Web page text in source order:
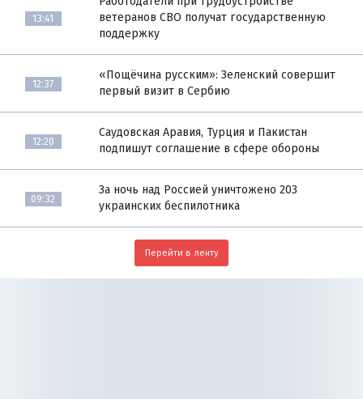
13:41
ветеранов СВО получат государственную
поддержку
12:37
«Пощёчина русским»: Зеленский совершит
первый визит в Сербию
12:20
Саудовская Аравия, Турция и Пакистан
подпишут соглашение в сфере обороны
09:32
За ночь над Россией уничтожено 203
украинских беспилотника
Перейти в ленту